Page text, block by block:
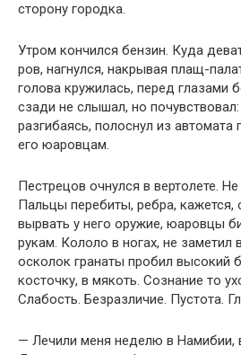
сторону городка.
Утром кончился бензин. Куда
ров, нагнулся, накрывая плащ-
голова кружилась, перед глазами
сзади не слышал, но
разгибаясь, полоснул из
его юаровцам.
Пестрецов очнулся в вертолете.
Пальцы перебиты, ребра, кажется,
вырвать у него оружие, юаровцы
рукам. Кололо в ногах, не заметил
осколок гранаты пробил высокий
косточку, в мякоть. Сознание то
Слабость. Безразличие. Пустота.
— Лечили меня неделю в Намибии,